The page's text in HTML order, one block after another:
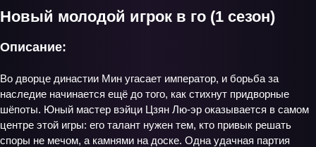
Новый молодой игрок в го (1 сезон)
Описание:
Во дворце династии Мин угасает император, и борьба за
наследие начинается ещё до того, как стихнут придворные
шёпоты. Юный мастер вэйци Цзян Лю-эр оказывается в самом
центре этой игры: его талант нужен тем, кто привык решать
споры не мечом, а камнями на доске. Одна удачная партия